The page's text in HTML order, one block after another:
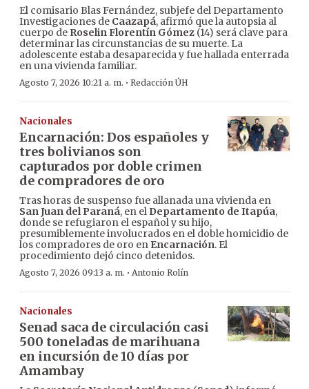
El comisario Blas Fernández, subjefe del Departamento
Investigaciones de Caazapá, afirmó que la autopsia al
cuerpo de Roselin Florentín Gómez (14) será clave para
determinar las circunstancias de su muerte. La
adolescente estaba desaparecida y fue hallada enterrada
en una vivienda familiar.
Agosto 7, 2026 10:21 a. m. · Redacción ÚH
Nacionales
Encarnación: Dos españoles y
tres bolivianos son
capturados por doble crimen
de compradores de oro
Tras horas de suspenso fue allanada una vivienda en
San Juan del Paraná, en el Departamento de Itapúa,
donde se refugiaron el español y su hijo,
presumiblemente involucrados en el doble homicidio de
los compradores de oro en Encarnación. El
procedimiento dejó cinco detenidos.
Agosto 7, 2026 09:13 a. m. · Antonio Rolín
Nacionales
Senad saca de circulación casi
500 toneladas de marihuana
en incursión de 10 días por
Amambay